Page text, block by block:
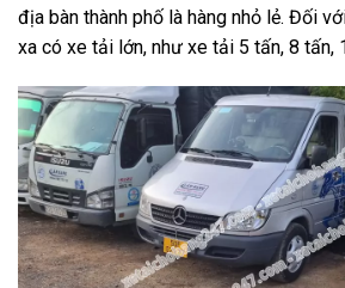
địa bàn thành phố là hàng nhỏ lẻ. Đối
xa có xe tải lớn, như xe tải 5 tấn, 8 tấn,